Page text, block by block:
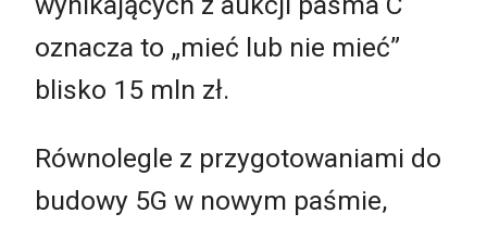
oznacza to „mieć lub nie mieć”
blisko 15 mln zł.
Równolegle z przygotowaniami do
budowy 5G w nowym paśmie,